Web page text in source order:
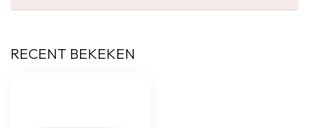
RECENT BEKEKEN